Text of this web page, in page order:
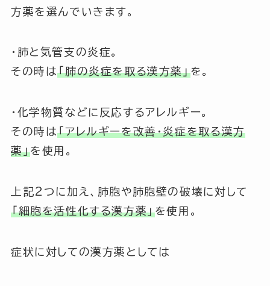
方薬を選んでいきます。
・肺と気管支の炎症。
その時は「肺の炎症を取る漢方薬」を。
・化学物質などに反応するアレルギー。
その時は「アレルギーを改善・炎症を取る漢方
薬」を使用。
上記2つに加え、肺胞や肺胞壁の破壊に対して
「細胞を活性化する漢方薬」を使用。
症状に対しての漢方薬としては